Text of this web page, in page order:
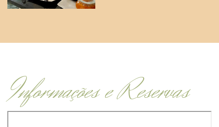
Informações e Reservas